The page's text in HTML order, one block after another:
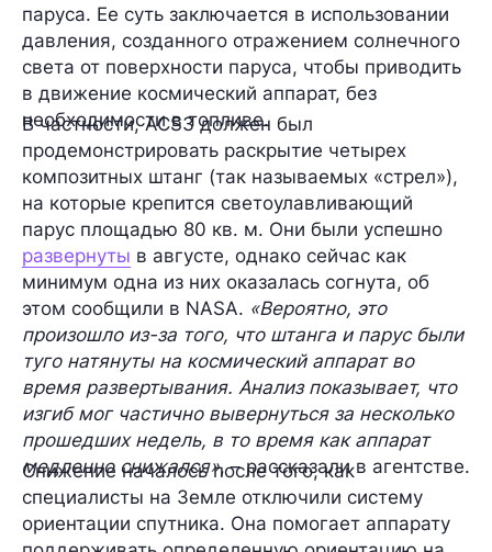
паруса. Ее суть заключается в использовании
давления, созданного отражением солнечного
света от поверхности паруса, чтобы приводить
в движение космический аппарат, без
необходимости в топливе.
В частности, ACS3 должен был
продемонстрировать раскрытие четырех
композитных штанг (так называемых «стрел»),
на которые крепится светоулавливающий
парус площадью 80 кв. м. Они были успешно
развернуты в августе, однако сейчас как
минимум одна из них оказалась согнута, об
этом сообщили в NASA. «Вероятно, это
произошло из-за того, что штанга и парус были
туго натянуты на космический аппарат во
время развертывания. Анализ показывает, что
изгиб мог частично вывернуться за несколько
прошедших недель, в то время как аппарат
медленно снижался», – рассказали в агентстве.
Снижение началось после того, как
специалисты на Земле отключили систему
ориентации спутника. Она помогает аппарату